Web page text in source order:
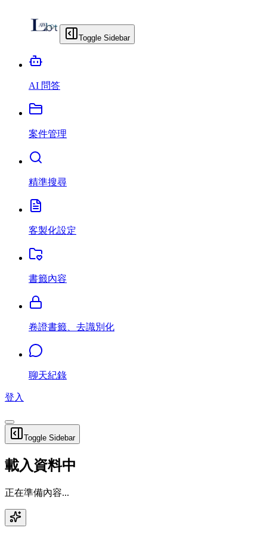
Toggle Sidebar
AI 問答
案件管理
精準搜尋
客製化設定
書籤內容
卷證書籤、去識別化
聊天紀錄
登入
Toggle Sidebar
載入資料中
正在準備內容...